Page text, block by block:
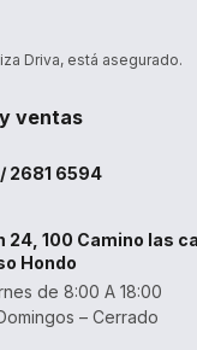
Driva, está asegurado.
ventas
2681 6594
24, 100 Camino las
Hondo
de 8:00 A 18:00
– Cerrado